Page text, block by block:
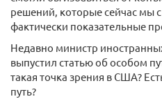
решений, которые сейчас мы
фактически показательные
Недавно министр
выпустил статью об особом
такая точка зрения в США?
путь?